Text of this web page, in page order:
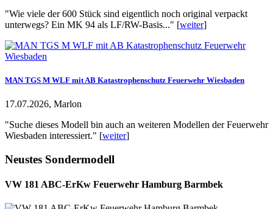
"Wie viele der 600 Stück sind eigentlich noch original verpackt
unterwegs? Ein MK 94 als LF/RW-Basis..." [weiter]
MAN TGS M WLF mit AB Katastrophenschutz Feuerwehr Wiesbaden
17.07.2026, Marlon
"Suche dieses Modell bin auch an weiteren Modellen der Feuerwehr
Wiesbaden interessiert." [weiter]
Neustes Sondermodell
VW 181 ABC-ErKw Feuerwehr Hamburg Barmbek